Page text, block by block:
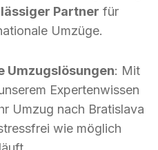
Partner für
Umzüge.
Umzugslösungen: Mit
Expertenwissen
Umzug nach Bratislava
wie möglich